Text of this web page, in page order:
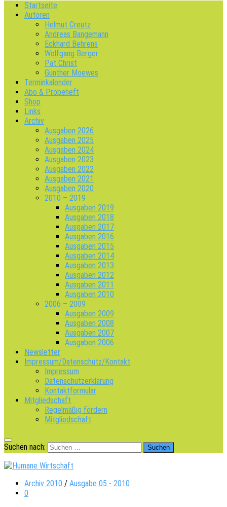
Startseite
Autoren
Helmut Creutz
Andreas Bangemann
Eckhard Behrens
Wolfgang Berger
Pat Christ
Günther Moewes
Terminkalender
Abo & Probeheft
Shop
Links
Archiv
Ausgaben 2026
Ausgaben 2025
Ausgaben 2024
Ausgaben 2023
Ausgaben 2022
Ausgaben 2021
Ausgaben 2020
2010 – 2019
Ausgaben 2019
Ausgaben 2018
Ausgaben 2017
Ausgaben 2016
Ausgaben 2015
Ausgaben 2014
Ausgaben 2013
Ausgaben 2012
Ausgaben 2011
Ausgaben 2010
2006 – 2009
Ausgaben 2009
Ausgaben 2008
Ausgaben 2007
Ausgaben 2006
Newsletter
Impressum/Datenschutz/Kontakt
Impressum
Datenschutzerklärung
Kontaktformular
Mitgliedschaft
Regelmäßig fördern
Mitgliedschaft
Suchen nach:
Archiv 2010 / Ausgabe 05 - 2010
0